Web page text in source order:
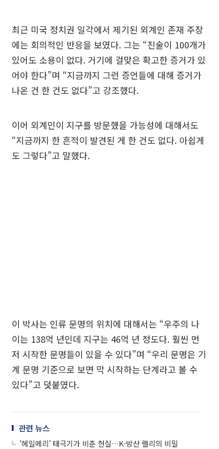
최근 미국 정치권 일각에서 제기된 외계인 존재 주장
에는 회의적인 반응을 보였다. 그는 “진술이 100개가
있어도 소용이 없다. 거기에 걸맞은 확고한 증거가 있
어야 한다”며 “지금까지 그런 증언들에 대해 증거가
나온 건 한 건도 없다”고 강조했다.
이어 외계인이 지구를 방문했을 가능성에 대해서도
“지금까지 한 흔적이 발견된 게 한 건도 없다. 아쉽게
도 그렇다”고 말했다.
이 박사는 인류 문명의 위치에 대해서는 “우주의 나
이는 138억 년인데 지구는 46억 년 정도다. 훨씬 먼
저 시작한 문명들이 있을 수 있다”며 “우리 문명은 기
계 문명 기준으로 보면 막 시작하는 단계라고 볼 수
있다”고 덧붙였다.
관련 뉴스
'헤일메리' 태극기가 비춘 현실…K-방산 랠리의 비밀